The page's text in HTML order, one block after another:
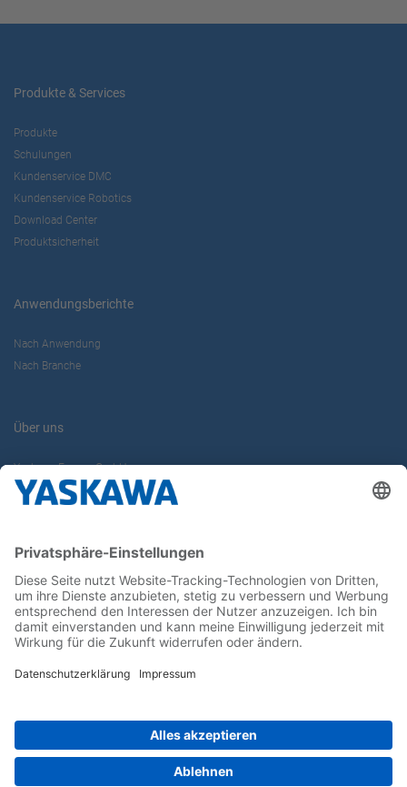
Produkte & Services
Produkte
Schulungen
Kundenservice DMC
Kundenservice Robotics
Download Center
Produktsicherheit
Anwendungsberichte
Nach Anwendung
Nach Branche
Über uns
Yaskawa Europe GmbH
Karriere
Newsletter
Follow us on...